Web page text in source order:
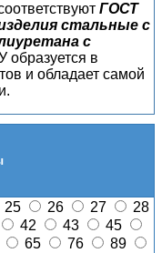
ГОСТ
стальные с
с
в
и обладает самой
25 26 27
28
42 43
45
65 76
89